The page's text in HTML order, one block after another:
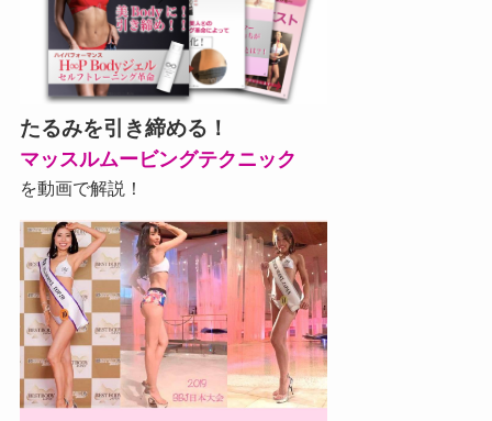
たるみを引き締める！
マッスルムービングテクニック
を動画で解説！